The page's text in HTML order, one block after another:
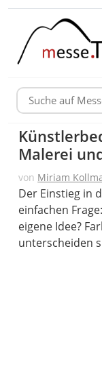
Malerei
von Miriam
Der Einstieg in
einfachen
eigene Idee?
unterscheiden